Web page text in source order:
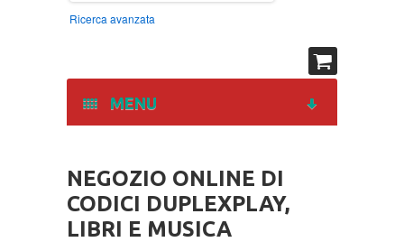
Ricerca avanzata
MENU
CODICE REGALO
NEGOZIO ONLINE DI
CODICI DUPLEXPLAY,
LIBRI E MUSICA